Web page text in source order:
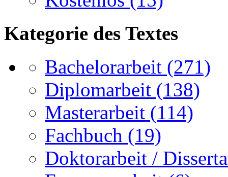
Kategorie des Textes
Bachelorarbeit (271)
Diplomarbeit (138)
Masterarbeit (114)
Fachbuch (19)
Doktorarbeit /